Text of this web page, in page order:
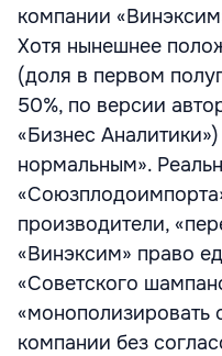
компании
Хотя нынешнее
(доля в первом
50%, по версии
«Бизнес
нормальным».
производители,
«Винэксим» право
«Советского
«монополизировать
компании без